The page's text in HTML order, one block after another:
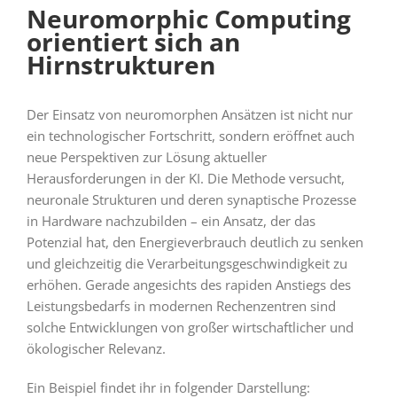
Neuromorphic Computing
orientiert sich an
Hirnstrukturen
Der Einsatz von neuromorphen Ansätzen ist nicht nur
ein technologischer Fortschritt, sondern eröffnet auch
neue Perspektiven zur Lösung aktueller
Herausforderungen in der KI. Die Methode versucht,
neuronale Strukturen und deren synaptische Prozesse
in Hardware nachzubilden – ein Ansatz, der das
Potenzial hat, den Energieverbrauch deutlich zu senken
und gleichzeitig die Verarbeitungsgeschwindigkeit zu
erhöhen. Gerade angesichts des rapiden Anstiegs des
Leistungsbedarfs in modernen Rechenzentren sind
solche Entwicklungen von großer wirtschaftlicher und
ökologischer Relevanz.
Ein Beispiel findet ihr in folgender Darstellung: